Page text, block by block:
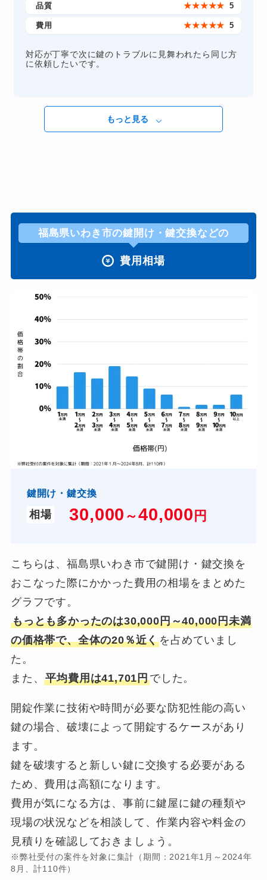
品質 ★★★★★ 5
費用 ★★★★★ 5
対応が丁寧で次に鍵のトラブルに見舞われたら同じ方
に依頼したいです。
もっと見る
福島県いわき市の鍵開け・鍵交換などの
費用相場
鍵開け・鍵交換
相場 30,000 ～40,000 円
こちらは、福島県いわき市で鍵開け・鍵交換を
おこなった際にかかった費用の相場をまとめた
グラフです。
もっとも多かったのは30,000円～40,000円未満
の価格帯で、全体の20％近くを占めていまし
た。
また、平均費用は41,701円でした。
開錠作業に技術や時間が必要な防犯性能の高い
鍵の場合、破壊によって開錠するケースがあり
ます。
鍵を破壊すると新しい鍵に交換する必要がある
ため、費用は高額になります。
費用が気になる方は、事前に鍵屋に鍵の種類や
現場の状況などを相談して、作業内容や料金の
見積りを確認しておきましょう。
※弊社受付の案件を対象に集計（期間：2021年1月～2024年
8月、計110件）